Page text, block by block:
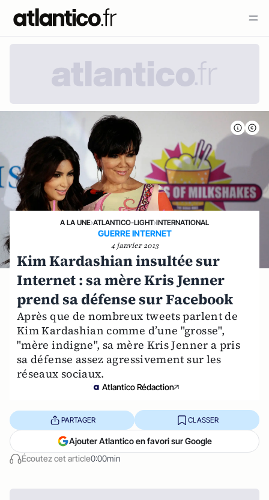
A LA UNE›ATLANTICO-LIGHT›INTERNATIONAL
GUERRE INTERNET
4 janvier 2013
Kim Kardashian insultée sur
Internet : sa mère Kris Jenner
prend sa défense sur Facebook
Après que de nombreux tweets parlent de
Kim Kardashian comme d’une "grosse",
"mère indigne", sa mère Kris Jenner a pris
sa défense assez agressivement sur les
réseaux sociaux.
Atlantico Rédaction
Écoutez cet article0:00min
PARTAGER CLASSER
Ajouter Atlantico en favori sur Google